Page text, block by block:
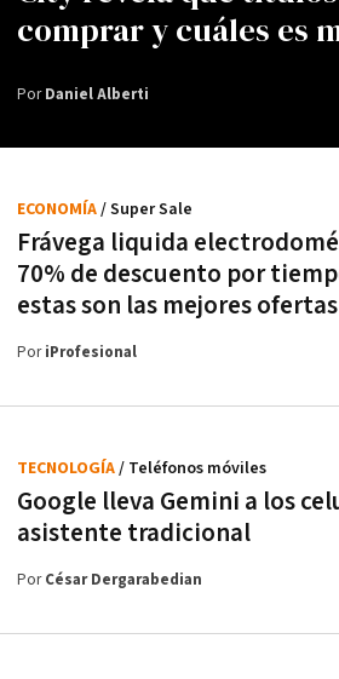
comprar y cuáles es
PorDaniel Alberti
Frávega liquida
70% de descuento por
estas son las mejores ofertas
ECONOMÍA/ Super Sale
PoriProfesional
Google lleva Gemini a los
asistente tradicional
TECNOLOGÍA/ Teléfonos móviles
PorCésar Dergarabedian